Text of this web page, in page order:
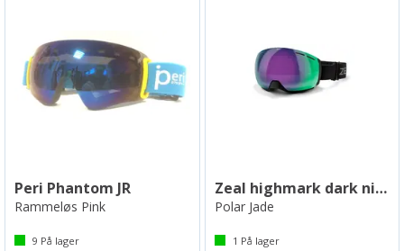
Peri Phantom JR
Rammeløs Pink
9 På lager
Zeal highmark dark night
Polar Jade
1 På lager